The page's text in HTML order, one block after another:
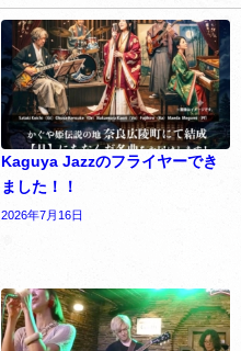
Kaguya Jazzのフライヤーでき
ました！！
2026年7月16日